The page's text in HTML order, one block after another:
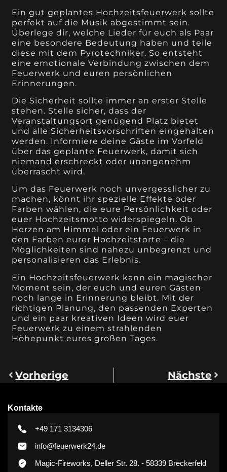
Ein gut geplantes Hochzeitsfeuerwerk sollte
perfekt auf die Musik abgestimmt sein.
Überlege dir, welche Lieder für euch als Paar
eine besondere Bedeutung haben und teile
diese mit dem Pyrotechniker. So entsteht
eine emotionale Verbindung zwischen dem
Feuerwerk und euren persönlichen
Erinnerungen.
Die Sicherheit sollte immer an erster Stelle
stehen. Stelle sicher, dass der
Veranstaltungsort genügend Platz bietet
und alle Sicherheitsvorschriften eingehalten
werden. Informiere deine Gäste im Vorfeld
über das geplante Feuerwerk, damit sich
niemand erschreckt oder unangenehm
überrascht wird.
Um das Feuerwerk noch unvergesslicher zu
machen, könnt ihr spezielle Effekte oder
Farben wählen, die eure Persönlichkeit oder
euer Hochzeitsmotto widerspiegeln. Ob
Herzen am Himmel oder ein Feuerwerk in
den Farben eurer Hochzeitstorte – die
Möglichkeiten sind nahezu unbegrenzt und
personalisieren das Erlebnis.
Ein Hochzeitsfeuerwerk kann ein magischer
Moment sein, der euch und euren Gästen
noch lange in Erinnerung bleibt. Mit der
richtigen Planung, den passenden Experten
und ein paar kreativen Ideen wird euer
Feuerwerk zu einem strahlenden
Höhepunkt eures großen Tages.
Vorherige Nächste
Kontakte
+49 171 3134306
info@feuerwerk24.de
Magic-Fireworks, Deller Str. 28. - 58339 Breckerfeld